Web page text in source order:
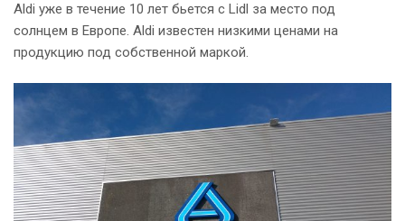
Aldi уже в течение 10 лет бьется с Lidl за место под
солнцем в Европе. Aldi известен низкими ценами на
продукцию под собственной маркой.